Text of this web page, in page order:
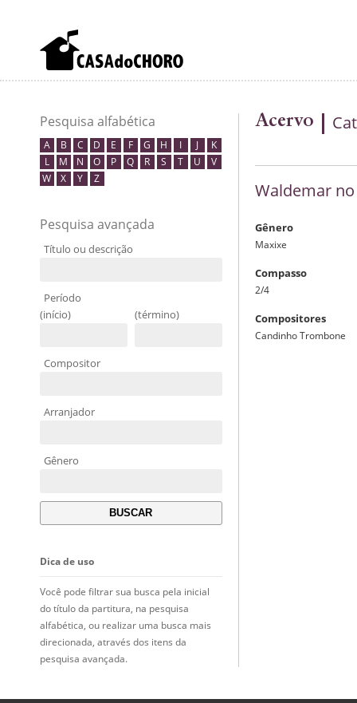
Pesquisa alfabética
A B C D E F G H I J
K
L
M N O P Q R S T U
V
W
X Y Z
Pesquisa avançada
Título ou descrição
Período
(início)
(término)
Compositor
Arranjador
Gênero
Dica de uso
Você pode filtrar sua busca pela inicial
do título da partitura, na pesquisa
alfabética, ou realizar uma busca mais
direcionada, através dos itens da
pesquisa avançada.
Acervo
Waldemar
Gênero
Maxixe
Compasso
2/4
Compositores
Candinho Trombone